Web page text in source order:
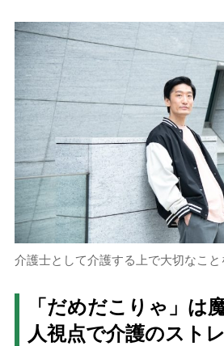
介護士として介護する上で大切なこと
「だめだこりゃ」は
人視点で介護のスト